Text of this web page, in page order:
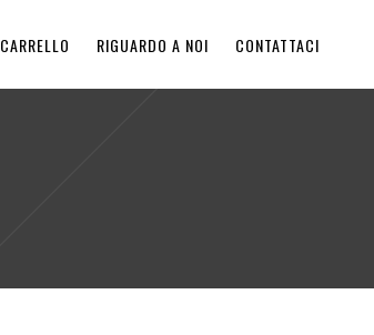
CARRELLO RIGUARDO A NOI CONTATTACI